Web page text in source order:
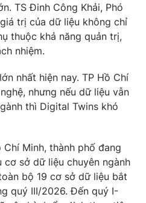
TS Đinh Công Khải, Phó
trị của dữ liệu không chỉ
thuộc khả năng quản trị,
nhiệm.
nhất hiện nay. TP Hồ Chí
nhưng nếu dữ liệu vẫn
thì Digital Twins khó
Minh, thành phố đang
sở dữ liệu chuyên ngành
bộ 19 cơ sở dữ liệu bắt
quý III/2026. Đến quý I-